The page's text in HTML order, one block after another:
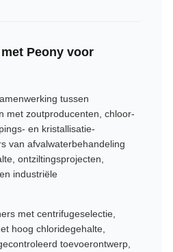
Peony voor
tussen
met zoutproducenten, chloor-
en kristallisatie-
van afvalwaterbehandeling
ontziltingsprojecten,
industriële
met centrifugeselectie,
hoog chloridegehalte,
toevoerontwerp,